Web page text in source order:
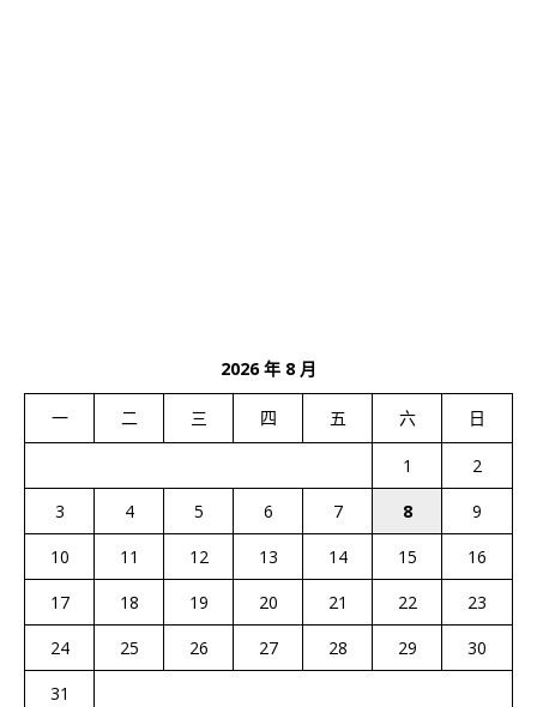
2026 年 8 月
一 二 三 四 五 六 日
1
2
3
4 5 6 7 8
9
10
11 12 13 14 15
16
17
18 19 20 21 22
23
24
25 26 27 28 29
30
31